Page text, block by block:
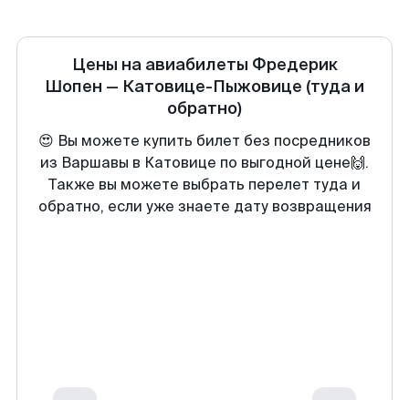
Цены на авиабилеты Фредерик
Шопен — Катовице-Пыжовице (туда и
обратно)
😍 Вы можете купить билет без посредников
из Варшавы в Катовице по выгодной цене🙌.
Также вы можете выбрать перелет туда и
обратно, если уже знаете дату возвращения